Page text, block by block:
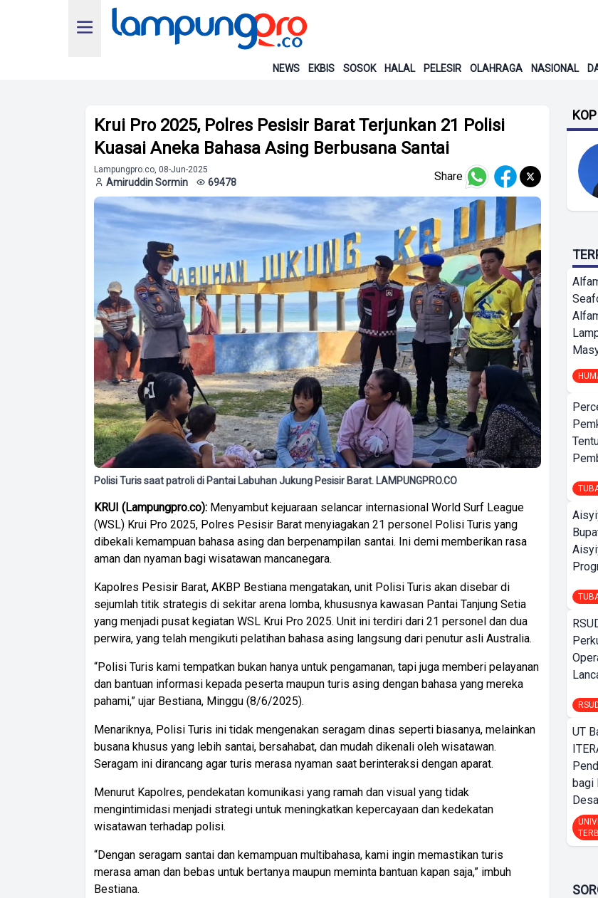
NEWS EKBIS SOSOK HALAL PELESIR OLAHRAGA NASIONAL
Krui Pro 2025, Polres Pesisir Barat Terjunkan 21 Polisi
Kuasai Aneka Bahasa Asing Berbusana Santai
Lampungpro.co, 08-Jun-2025
Amiruddin Sormin 69478 Share
Polisi Turis saat patroli di Pantai Labuhan Jukung Pesisir Barat. LAMPUNGPRO.CO
KRUI (Lampungpro.co): Menyambut kejuaraan selancar internasional World Surf League
(WSL) Krui Pro 2025, Polres Pesisir Barat menyiagakan 21 personel Polisi Turis yang
dibekali kemampuan bahasa asing dan berpenampilan santai. Ini demi memberikan rasa
aman dan nyaman bagi wisatawan mancanegara.
Kapolres Pesisir Barat, AKBP Bestiana mengatakan, unit Polisi Turis akan disebar di
sejumlah titik strategis di sekitar arena lomba, khususnya kawasan Pantai Tanjung Setia
yang menjadi pusat kegiatan WSL Krui Pro 2025. Unit ini terdiri dari 21 personel dan dua
perwira, yang telah mengikuti pelatihan bahasa asing langsung dari penutur asli Australia.
“Polisi Turis kami tempatkan bukan hanya untuk pengamanan, tapi juga memberi pelayanan
dan bantuan informasi kepada peserta maupun turis asing dengan bahasa yang mereka
pahami,” ujar Bestiana, Minggu (8/6/2025).
Menariknya, Polisi Turis ini tidak mengenakan seragam dinas seperti biasanya, melainkan
busana khusus yang lebih santai, bersahabat, dan mudah dikenali oleh wisatawan.
Seragam ini dirancang agar turis merasa nyaman saat berinteraksi dengan aparat.
Menurut Kapolres, pendekatan komunikasi yang ramah dan visual yang tidak
mengintimidasi menjadi strategi untuk meningkatkan kepercayaan dan kedekatan
wisatawan terhadap polisi.
“Dengan seragam santai dan kemampuan multibahasa, kami ingin memastikan turis
merasa aman dan bebas untuk bertanya maupun meminta bantuan kapan saja,” imbuh
Bestiana.
UT
bagi